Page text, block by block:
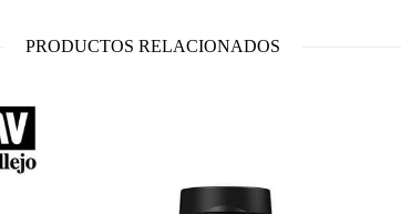
PRODUCTOS RELACIONADOS